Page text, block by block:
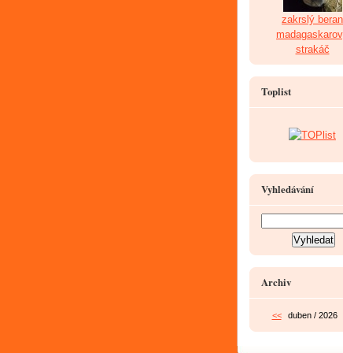
zakrslý beran
strakáč
Toplist
Vyhledávání
Archiv
<< duben / 2026